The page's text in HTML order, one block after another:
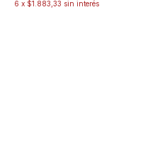
6 x $1.883,33 sin interés